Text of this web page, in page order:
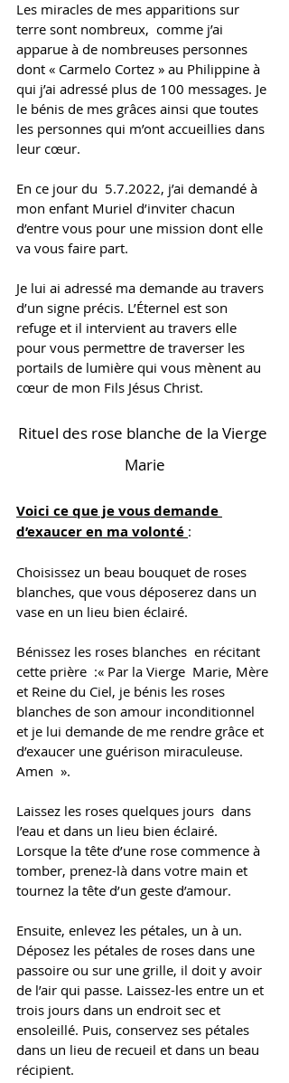
Les miracles de mes apparitions sur
terre sont nombreux,  comme j’ai
apparue à de nombreuses personnes
dont « Carmelo Cortez » au Philippine à
qui j’ai adressé plus de 100 messages. Je
le bénis de mes grâces ainsi que toutes
les personnes qui m’ont accueillies dans
leur cœur.
En ce jour du  5.7.2022, j’ai demandé à
mon enfant Muriel d’inviter chacun
d’entre vous pour une mission dont elle
va vous faire part.
Je lui ai adressé ma demande au travers
d’un signe précis. L’Éternel est son
refuge et il intervient au travers elle
pour vous permettre de traverser les
portails de lumière qui vous mènent au
cœur de mon Fils Jésus Christ.
Rituel des rose blanche de la Vierge
Marie
Voici ce que je vous demande
d’exaucer en ma volonté :
Choisissez un beau bouquet de roses
blanches, que vous déposerez dans un
vase en un lieu bien éclairé.
Bénissez les roses blanches  en récitant
cette prière  :« Par la Vierge  Marie, Mère
et Reine du Ciel, je bénis les roses
blanches de son amour inconditionnel
et je lui demande de me rendre grâce et
d’exaucer une guérison miraculeuse.
Amen  ».
Laissez les roses quelques jours  dans
l’eau et dans un lieu bien éclairé.
Lorsque la tête d’une rose commence à
tomber, prenez-là dans votre main et
tournez la tête d’un geste d’amour.
Ensuite, enlevez les pétales, un à un.
Déposez les pétales de roses dans une
passoire ou sur une grille, il doit y avoir
de l’air qui passe. Laissez-les entre un et
trois jours dans un endroit sec et
ensoleillé. Puis, conservez ses pétales
dans un lieu de recueil et dans un beau
récipient.